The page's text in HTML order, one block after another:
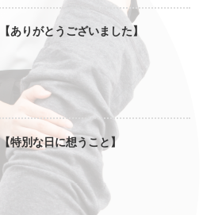
【ありがとうございました】
【特別な日に想うこと】